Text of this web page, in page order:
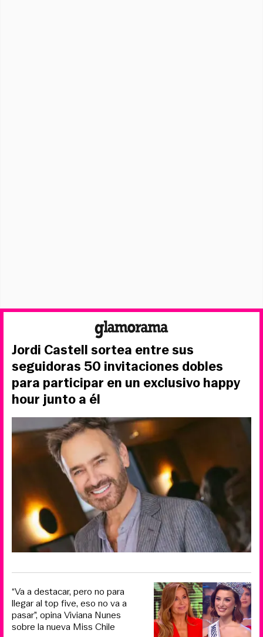
Jordi Castell sortea entre sus
seguidoras 50 invitaciones dobles
para participar en un exclusivo happy
hour junto a él
“Va a destacar, pero no para
llegar al top five, eso no va a
pasar”, opina Viviana Nunes
sobre la nueva Miss Chile